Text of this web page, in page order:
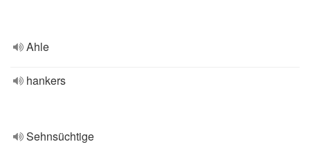
Ahle
hankers
Sehnsüchtige